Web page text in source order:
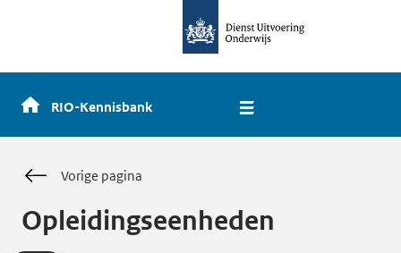
uitvoering
naar
homepage
RIO-Kennisbank
Vorige pagina
Opleidingseenheden